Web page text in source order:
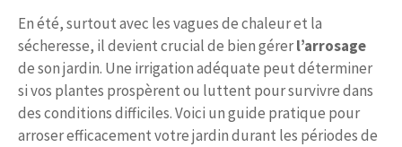
En été, surtout avec les vagues de chaleur et la
sécheresse, il devient crucial de bien gérerl’arrosage
de son jardin. Une irrigation adéquate peut déterminer
si vos plantes prospèrent ou luttent pour survivre dans
des conditions difficiles. Voici un guide pratique pour
arroser efficacement votre jardin durant les périodes de